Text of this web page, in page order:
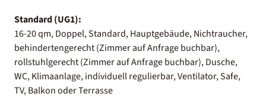
Standard (UG1):
16-20 qm, Doppel, Standard, Hauptgebäude, Nichtraucher,
behindertengerecht (Zimmer auf Anfrage buchbar),
rollstuhlgerecht (Zimmer auf Anfrage buchbar), Dusche,
WC, Klimaanlage, individuell regulierbar, Ventilator, Safe,
TV, Balkon oder Terrasse